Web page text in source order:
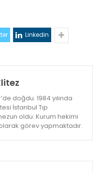
Linkedin
doğdu. 1984 yılında
İstanbul Tıp
oldu. Kurum hekimi
görev yapmaktadır.